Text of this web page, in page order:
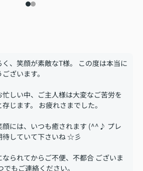
く、笑顔が素敵なT様。 この度は本当に
ざいます。
忙しい中、ご主人様は大変なご苦労を
じます。 お疲れさまでした。
顔には、いつも癒されます (^^♪ プレ
待していて下さいね ☆彡
なられてからご不便、不都合 ございま
でもご連絡ください。